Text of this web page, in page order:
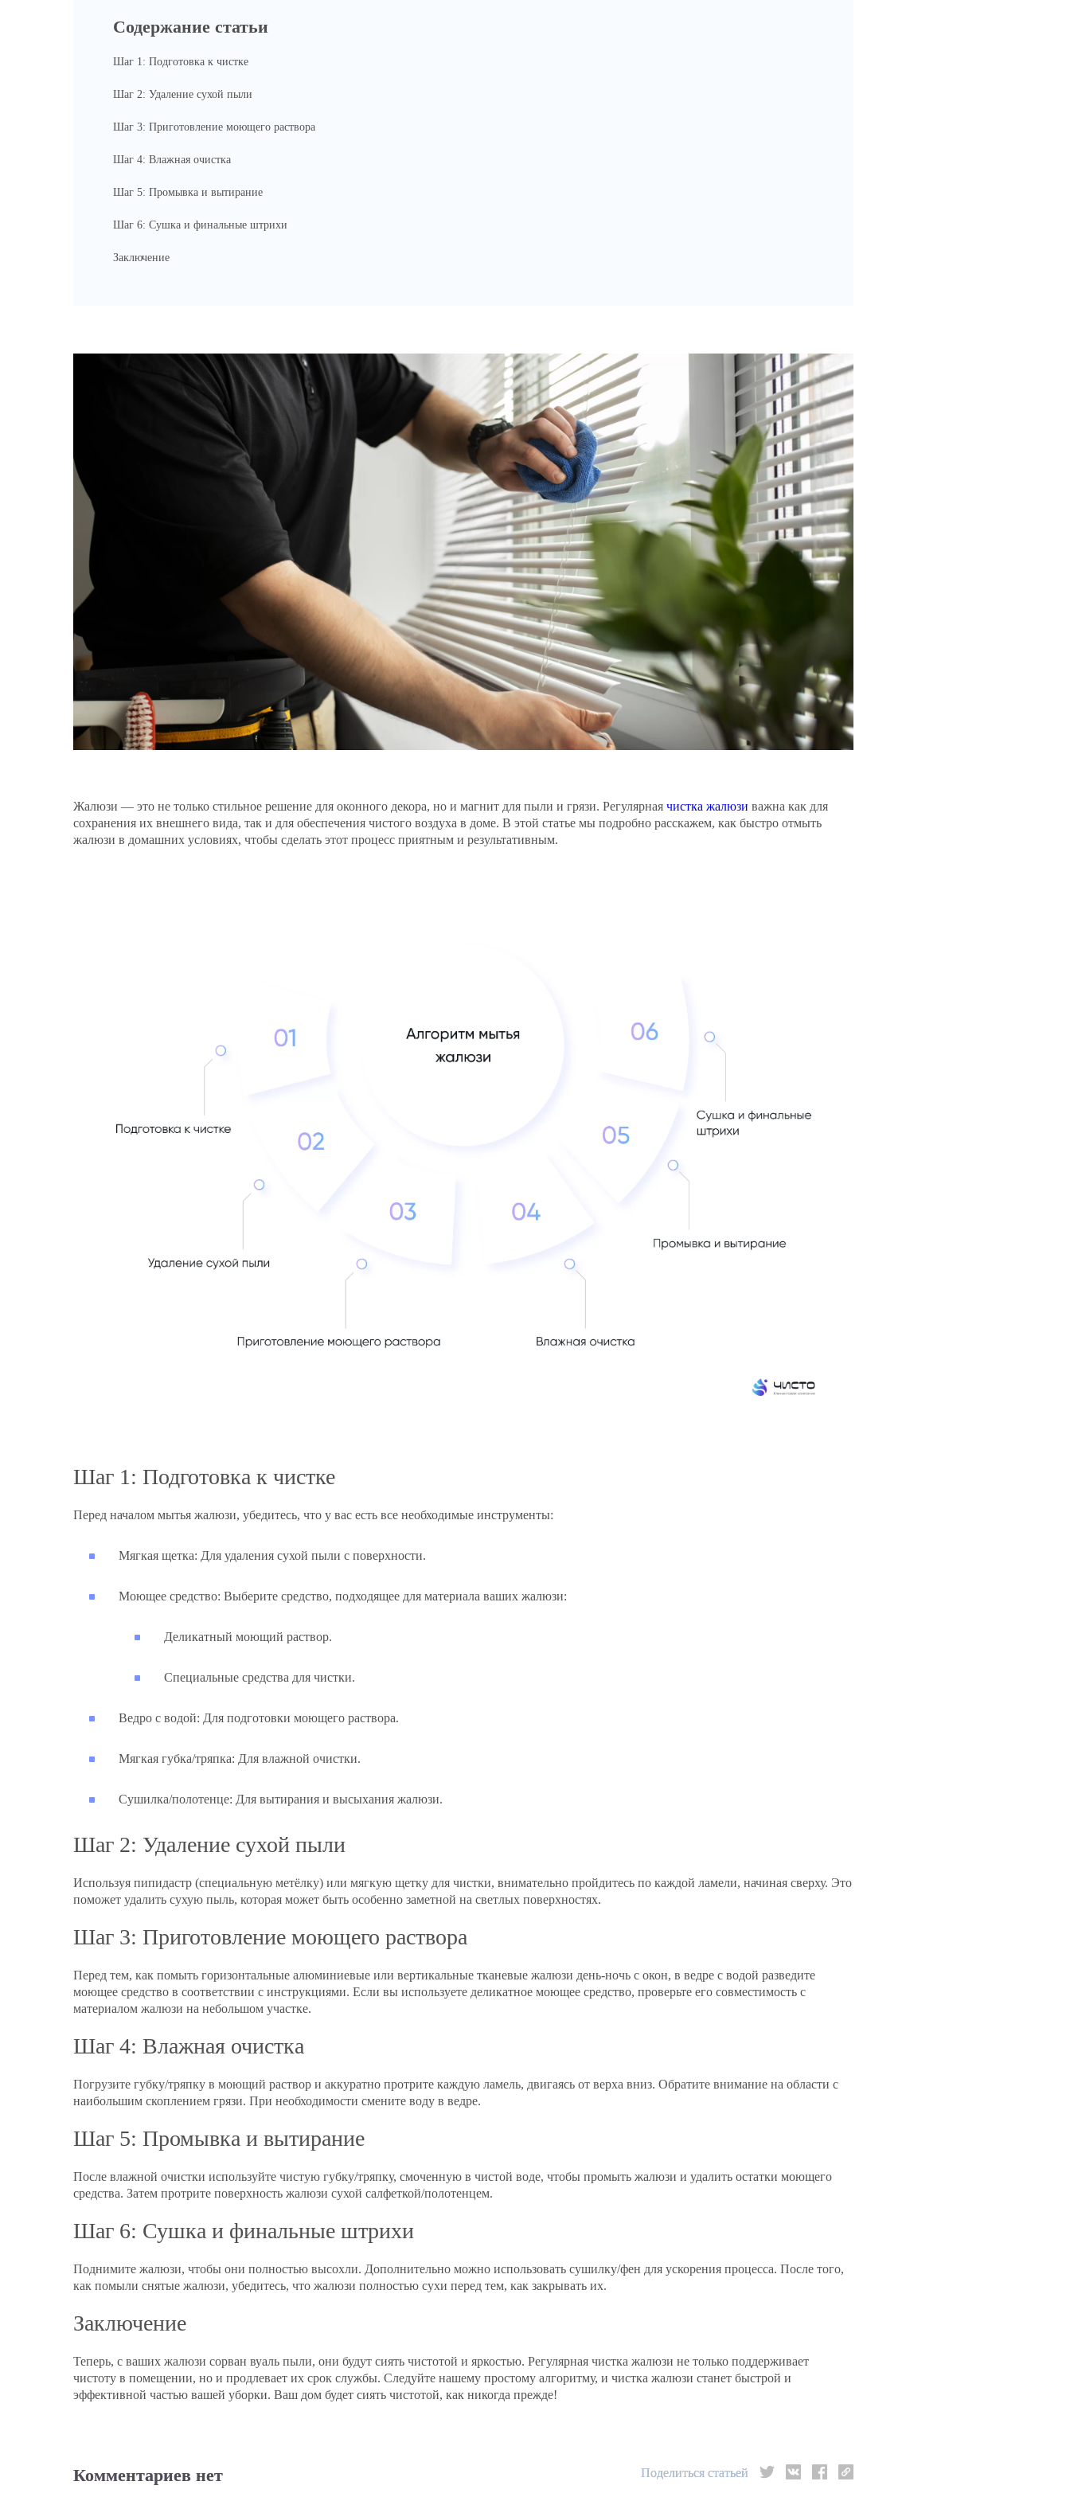
Содержание статьи
Шаг 1: Подготовка к чистке
Шаг 2: Удаление сухой пыли
Шаг 3: Приготовление моющего раствора
Шаг 4: Влажная очистка
Шаг 5: Промывка и вытирание
Шаг 6: Сушка и финальные штрихи
Заключение
Жалюзи — это не только стильное решение для оконного декора, но и магнит для пыли и грязи. Регулярная чистка жалюзи важна как для
сохранения их внешнего вида, так и для обеспечения чистого воздуха в доме. В этой статье мы подробно расскажем, как быстро отмыть
жалюзи в домашних условиях, чтобы сделать этот процесс приятным и результативным.
Шаг 1: Подготовка к чистке
Перед началом мытья жалюзи, убедитесь, что у вас есть все необходимые инструменты:
Мягкая щетка: Для удаления сухой пыли с поверхности.
Моющее средство: Выберите средство, подходящее для материала ваших жалюзи:
Деликатный моющий раствор.
Специальные средства для чистки.
Ведро с водой: Для подготовки моющего раствора.
Мягкая губка/тряпка: Для влажной очистки.
Сушилка/полотенце: Для вытирания и высыхания жалюзи.
Шаг 2: Удаление сухой пыли
Используя пипидастр (специальную метёлку) или мягкую щетку для чистки, внимательно пройдитесь по каждой ламели, начиная сверху. Это
поможет удалить сухую пыль, которая может быть особенно заметной на светлых поверхностях.
Шаг 3: Приготовление моющего раствора
Перед тем, как помыть горизонтальные алюминиевые или вертикальные тканевые жалюзи день-ночь с окон, в ведре с водой разведите
моющее средство в соответствии с инструкциями. Если вы используете деликатное моющее средство, проверьте его совместимость с
материалом жалюзи на небольшом участке.
Шаг 4: Влажная очистка
Погрузите губку/тряпку в моющий раствор и аккуратно протрите каждую ламель, двигаясь от верха вниз. Обратите внимание на области с
наибольшим скоплением грязи. При необходимости смените воду в ведре.
Шаг 5: Промывка и вытирание
После влажной очистки используйте чистую губку/тряпку, смоченную в чистой воде, чтобы промыть жалюзи и удалить остатки моющего
средства. Затем протрите поверхность жалюзи сухой салфеткой/полотенцем.
Шаг 6: Сушка и финальные штрихи
Поднимите жалюзи, чтобы они полностью высохли. Дополнительно можно использовать сушилку/фен для ускорения процесса. После того,
как помыли снятые жалюзи, убедитесь, что жалюзи полностью сухи перед тем, как закрывать их.
Заключение
Теперь, с ваших жалюзи сорван вуаль пыли, они будут сиять чистотой и яркостью. Регулярная чистка жалюзи не только поддерживает
чистоту в помещении, но и продлевает их срок службы. Следуйте нашему простому алгоритму, и чистка жалюзи станет быстрой и
эффективной частью вашей уборки. Ваш дом будет сиять чистотой, как никогда прежде!
Комментариев нет Поделиться статьей